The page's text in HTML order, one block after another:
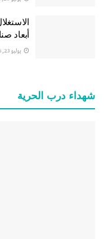
أبعاد
يوليو 23, 2026
شهداء درب الحرية